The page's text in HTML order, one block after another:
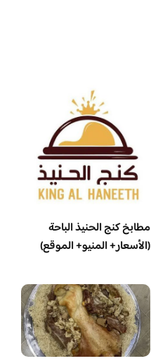
مطابخ كنج الحنيذ الباحة
(الأسعار+ المنيو+ الموقع)